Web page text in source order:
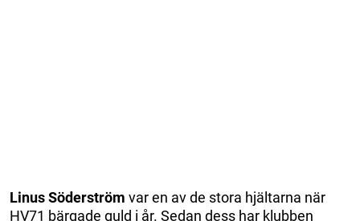
Linus Söderström var en av de stora hjältarna när
HV71 bärgade guld i år. Sedan dess har klubben